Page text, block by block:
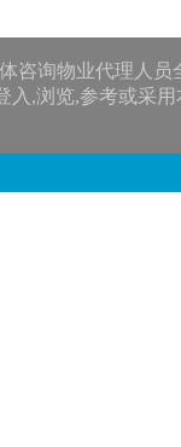
咨询物业代理人员
入,浏览,参考或采